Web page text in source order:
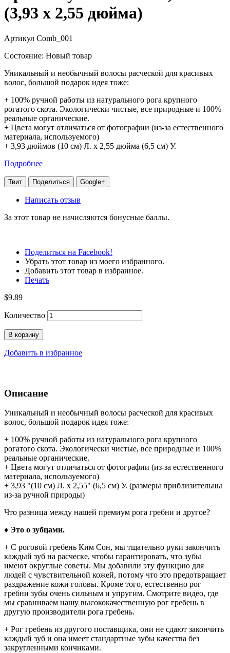
(3,93 х 2,55 дюйма)
Артикул Comb_001
Состояние: Новый товар
Уникальный и необычный волосы расческой для красивых
волос, большой подарок идея тоже:
+ 100% ручной работы из натурального рога крупного
рогатого скота. Экологически чистые, все природные и 100%
реальные органические.
+ Цвета могут отличаться от фотографии (из-за естественного
материала, используемого)
+ 3,93 дюймов (10 см) Л. х 2,55 дюйма (6,5 см) У.
Подробнее
Твит Поделиться Google+
Написать отзыв
За этот товар не начисляются бонусные баллы.
Поделиться на Facebook!
Убрать этот товар из моего избранного.
Добавить этот товар в избранное.
Печать
$9.89
Количество
В корзину
Добавить в избранное
Описание
Уникальный и необычный волосы расческой для красивых
волос, большой подарок идея тоже:
+ 100% ручной работы из натурального рога крупного
рогатого скота. Экологически чистые, все природные и 100%
реальные органические.
+ Цвета могут отличаться от фотографии (из-за естественного
материала, используемого)
+ 3,93 "(10 см) Л. х 2,55" (6,5 см) У. (размеры приблизительны
из-за ручной природы)
Что разница между нашей премиум рога гребни и другое?
♦ Это о зубцами.
+ С роговой гребень Ким Сон, мы тщательно руки закончить
каждый зуб на расческе, чтобы гарантировать, что зубы
имеют округлые советы. Мы добавили эту функцию для
людей с чувствительной кожей, потому что это предотвращает
раздражение кожи головы. Кроме того, естественно рог
гребни зубы очень сильным и упругим. Смотрите видео, где
мы сравниваем нашу высококачественную рог гребень в
другую производители рога гребень.
+ Рог гребень из другого поставщика, они не сдают закончить
каждый зуб и она имеет стандартные зубы качества без
закругленными кончиками.